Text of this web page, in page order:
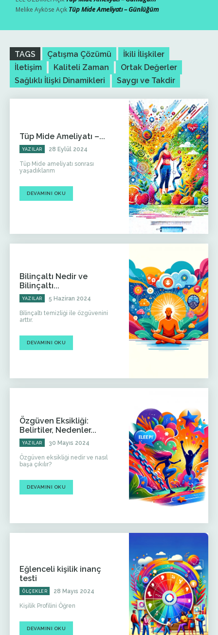
Melike Ayköse Açık Tüp Mide Ameliyatı – Günlüğüm
TAGS Çatışma Çözümü
İkili İlişkiler
İletişim
Kaliteli Zaman
Ortak Değerler
Sağlıklı İlişki Dinamikleri
Saygı ve Takdir
Tüp Mide Ameliyatı –...
YAZILAR 28 Eylül 2024
Tüp Mide ameliyatı sonrası
yaşadıklarım
DEVAMINI OKU
Bilinçaltı Nedir ve
Bilinçaltı...
YAZILAR 5 Haziran 2024
Bilinçaltı temizliği ile özgüvenini
arttır.
DEVAMINI OKU
Özgüven Eksikliği:
Belirtiler, Nedenler...
YAZILAR 30 Mayıs 2024
Özgüven eksikliği nedir ve nasıl
başa çıkılır?
DEVAMINI OKU
Eğlenceli kişilik inanç
testi
ÖLÇEKLER 28 Mayıs 2024
Kişilik Profilini Öğren
DEVAMINI OKU